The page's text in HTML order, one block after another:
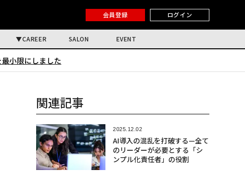
会員登録 ログイン
CAREER SALON EVENT
小限にしました
関連記事
2025.12.02
AI導入の混乱を打破する—全て
のリーダーが必要とする「シ
ンプル化責任者」の役割